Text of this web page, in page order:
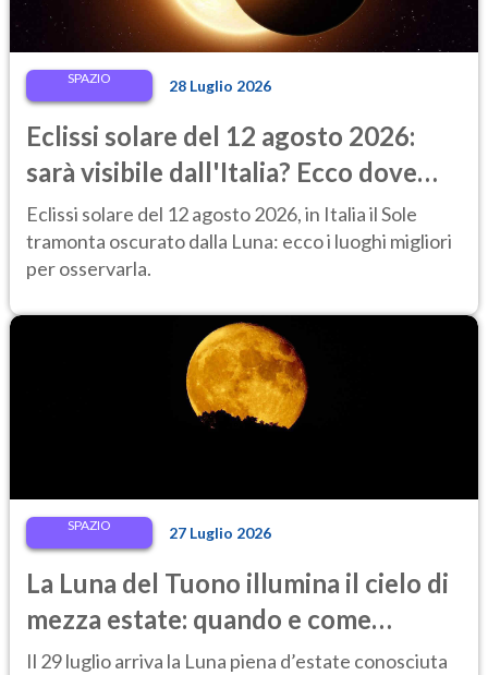
SPAZIO 28 Luglio 2026
Eclissi solare del 12 agosto 2026:
sarà visibile dall'Italia? Ecco dove
ammirarla al tramonto
Eclissi solare del 12 agosto 2026, in Italia il Sole
tramonta oscurato dalla Luna: ecco i luoghi migliori
per osservarla.
SPAZIO 27 Luglio 2026
La Luna del Tuono illumina il cielo di
mezza estate: quando e come
osservarla
Il 29 luglio arriva la Luna piena d’estate conosciuta